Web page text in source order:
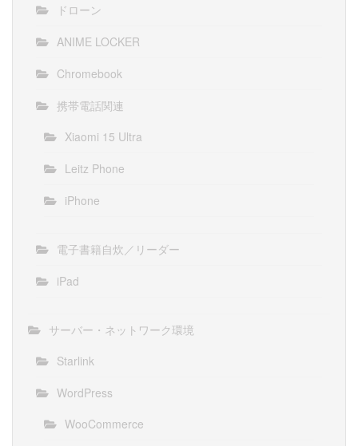
ドローン
ANIME LOCKER
Chromebook
携帯電話関連
Xiaomi 15 Ultra
Leitz Phone
iPhone
電子書籍自炊／リーダー
iPad
サーバー・ネットワーク環境
Starlink
WordPress
WooCommerce